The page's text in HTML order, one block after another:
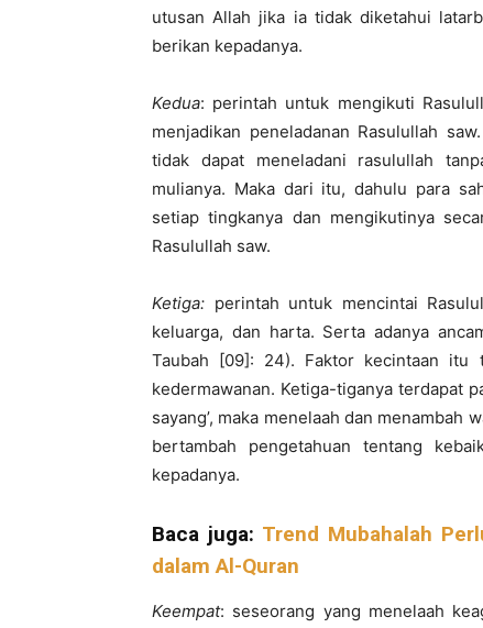
utusan Allah jika ia tidak diketahui
berikan kepadanya.
Kedua: perintah untuk mengikuti
menjadikan peneladanan Rasulullah
tidak dapat meneladani rasulullah
mulianya. Maka dari itu, dahulu para
setiap tingkanya dan mengikutinya
Rasulullah saw.
Ketiga: perintah untuk mencintai
keluarga, dan harta. Serta adanya
Taubah [09]: 24). Faktor kecintaan itu
kedermawanan. Ketiga-tiganya terdapat
sayang’, maka menelaah dan menambah
bertambah pengetahuan tentang
kepadanya.
Baca juga: Trend Mubahalah
dalam Al-Quran
Keempat: seseorang yang menelaah